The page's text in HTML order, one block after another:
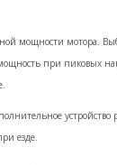
мощности мотора.
при пиковых
езде.